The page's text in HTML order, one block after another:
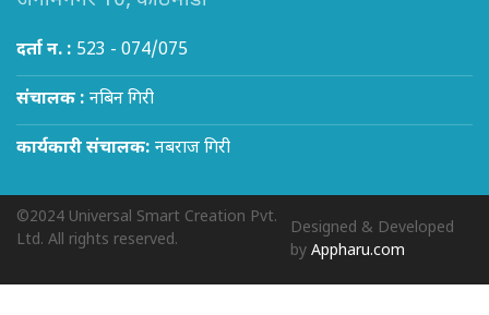
दर्ता न. : 523 - 074/075
संचालक : नबिन गिरी
कार्यकारी संचालक: नबराज गिरी
©2024 Universal Smart Creation Pvt.
Ltd. All rights reserved.
Designed & Developed
byAppharu.com